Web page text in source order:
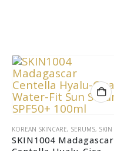
KOREAN SKINCARE, SERUMS, SKIN CARE
SKIN1004 Madagascar